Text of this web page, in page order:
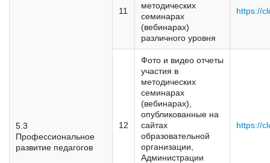
5.3
Профессиональное
развитие педагогов
11
методических
семинарах
(вебинарах)
различного уровня
https://
12
Фото и видео отчеты
участия в
методических
семинарах
(вебинарах),
опубликованные на
сайтах
образовательной
организации,
Администрации
https://